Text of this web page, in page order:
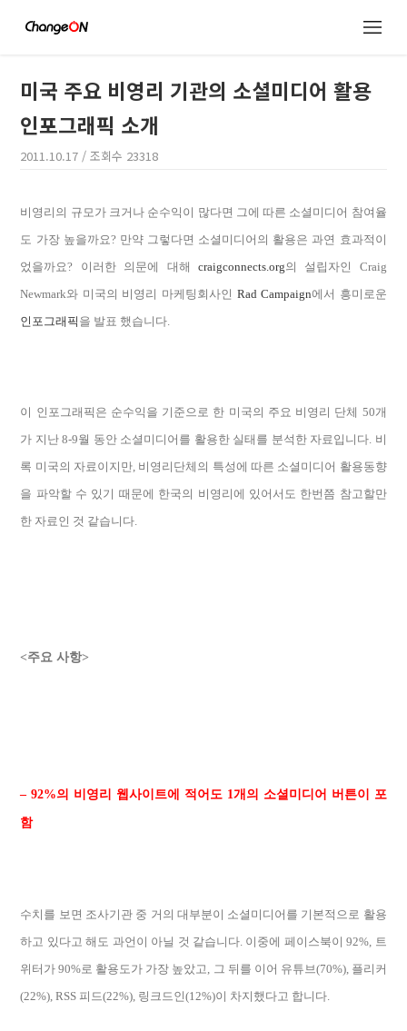
미국 주요 비영리 기관의 소셜미디어 활용
인포그래픽 소개
2011.10.17 / 조회수 23318
비영리의 규모가 크거나 순수익이 많다면 그에 따른 소셜미디어 참여율
도 가장 높을까요? 만약 그렇다면 소셜미디어의 활용은 과연 효과적이
었을까요? 이러한 의문에 대해 craigconnects.org의 설립자인 Craig
Newmark와 미국의 비영리 마케팅회사인 Rad Campaign에서 흥미로운
인포그래픽 을 발표 했습니다.
이 인포그래픽은 순수익을 기준으로 한 미국의 주요 비영리 단체 50개
가 지난 8-9월 동안 소셜미디어를 활용한 실태를 분석한 자료입니다. 비
록 미국의 자료이지만, 비영리단체의 특성에 따른 소셜미디어 활용동향
을 파악할 수 있기 때문에 한국의 비영리에 있어서도 한번쯤 참고할만
한 자료인 것 같습니다.
<주요 사항>
–92%의 비영리 웹사이트에 적어도 1개의 소셜미디어 버튼이 포
함
수치를 보면 조사기관 중 거의 대부분이 소셜미디어를 기본적으로 활용
하고 있다고 해도 과언이 아닐 것 같습니다. 이중에 페이스북이 92%, 트
위터가 90%로 활용도가 가장 높았고, 그 뒤를 이어 유튜브(70%), 플리커
(22%), RSS 피드(22%), 링크드인(12%)이 차지했다고 합니다.